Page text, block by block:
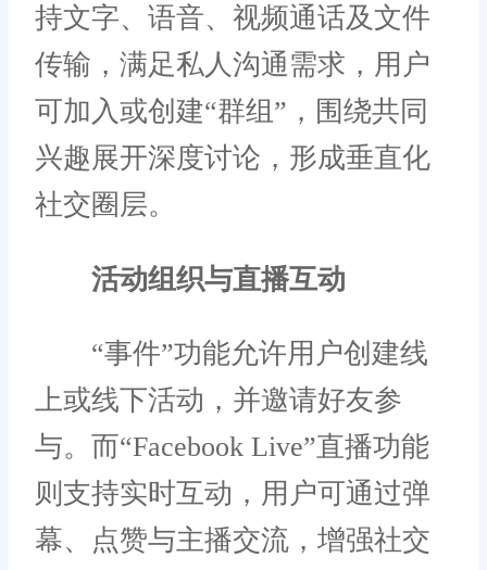
持文字、语音、视频通话及文件
传输，满足私人沟通需求，用户
可加入或创建“群组”，围绕共同
兴趣展开深度讨论，形成垂直化
社交圈层。
活动组织与直播互动
“事件”功能允许用户创建线
上或线下活动，并邀请好友参
与。而“Facebook Live”直播功能
则支持实时互动，用户可通过弹
幕、点赞与主播交流，增强社交